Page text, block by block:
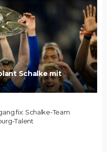
Schalke mit
fix: Schalke-Team
Talent